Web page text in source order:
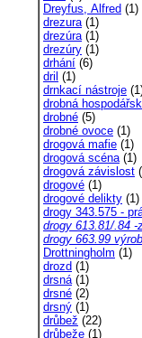
Dreyfus, Alfred (1)
drezura(1)
drezúra(1)
drezúry (1)
drhání (6)
dril (1)
drnkací nástroje
drobná
drobné (5)
drobné ovoce (1)
drogová mafie (1)
drogová scéna(1)
drogová závislost
drogové (1)
drogové delikty (1)
drogy 343.575 -
drogy 613.81/.84 -
drogy 663.99
Drottningholm (1)
drozd (1)
drsná(1)
drsné (2)
drsný (1)
drůbež (22)
drůbeže (1)